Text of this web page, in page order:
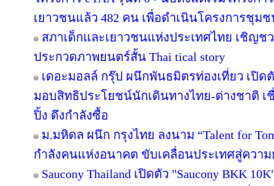
เยาวชนแล้ว 482 คน เพื่อดำเนินโครงการชุมช
สภาเด็กและเยาวชนแห่งประเทศไทย เชิญช
ประกวดภาพยนตร์สั้น Thai tical story
เดอะมอลล์ กรุ๊ป ผนึกพันธมิตรท่องเที่ยว เปิดตั
มอบสิทธิประโยชน์นักเดินทางไทย-ต่างชาติ เ
ปิ้ง ดึงกำลังซื้อ
ม.มหิดล ผนึก กรุงไทย ลงนาม “Talent for
กำลังคนแห่งอนาคต ขับเคลื่อนประเทศสู่ควา
Saucony Thailand เปิดตัว "Saucony BKK